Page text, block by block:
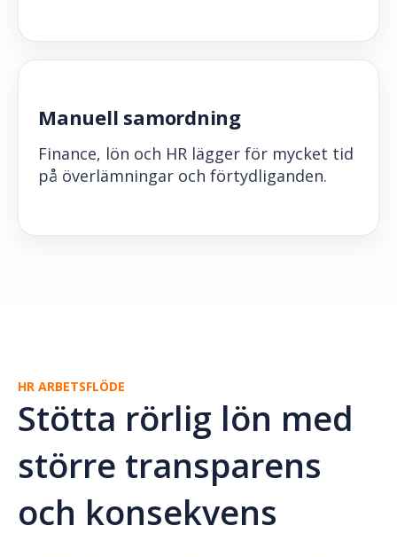
Manuell samordning
Finance, lön och HR lägger för mycket tid
på överlämningar och förtydliganden.
HR ARBETSFLÖDE
Stötta rörlig lön med
större transparens
och konsekvens